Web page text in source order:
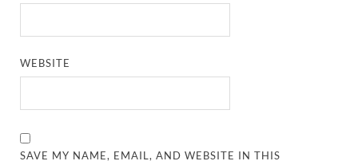
WEBSITE
SAVE MY NAME, EMAIL, AND WEBSITE IN THIS